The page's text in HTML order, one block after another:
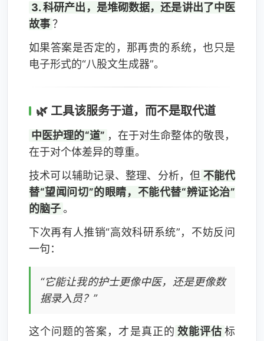
3. 科研产出，是堆砌数据，还是讲出了中医
故事？
如果答案是否定的，那再贵的系统，也只是
电子形式的“八股文生成器”。
🌿 工具该服务于道，而不是取代道
中医护理的“道” ，在于对生命整体的敬畏，
在于对个体差异的尊重。
技术可以辅助记录、整理、分析，但 不能代
替“望闻问切”的眼睛，不能代替“辨证论治”
的脑子。
下次再有人推销“高效科研系统”，不妨反问
一句：
“它能让我的护士更像中医，还是更像数
据录入员？”
这个问题的答案，才是真正的 效能评估 标